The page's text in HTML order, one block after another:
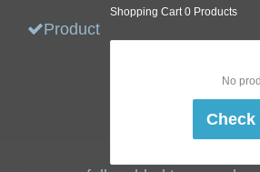
Shopping Cart 0 Products
No
Check
Product